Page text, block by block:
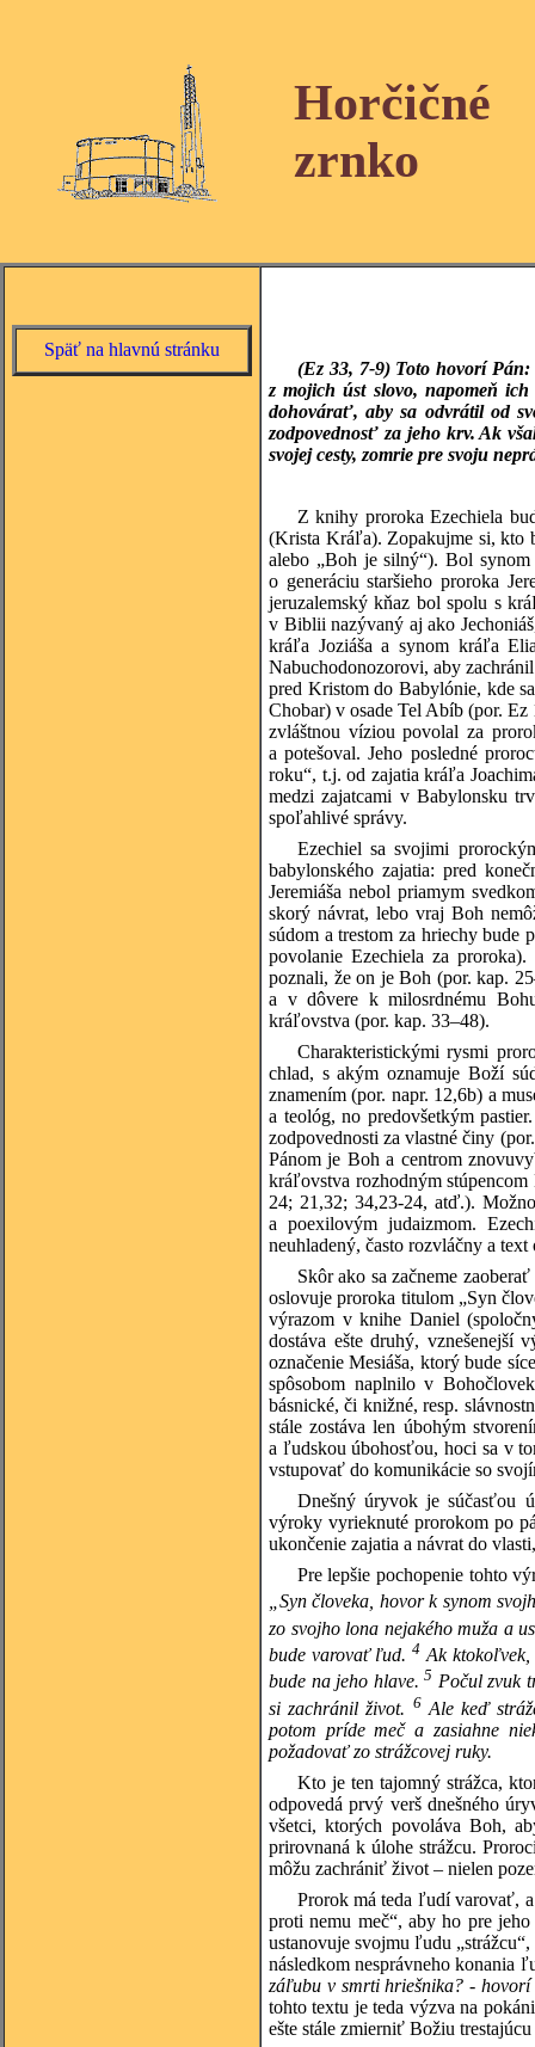
Horčičné
zrnko
Späť na hlavnú stránku
(Ez 33, 7-9) Toto hovorí
z mojich úst slovo, napomeň ich
dohovárať, aby sa odvrátil od
zodpovednosť za jeho krv. Ak
svojej cesty, zomrie pre svoju
Z knihy proroka Ezechiela
(Krista Kráľa). Zopakujme si, kto
alebo „Boh je silný“). Bol
o generáciu staršieho proroka
jeruzalemský kňaz bol spolu s
v Biblii nazývaný aj ako
kráľa Joziáša a synom kráľa
Nabuchodonozorovi, aby
pred Kristom do Babylónie, kde
Chobar) v osade Tel Abíb (por.
zvláštnou víziou povolal za
a potešoval. Jeho posledné
roku“, t.j. od zajatia kráľa
medzi zajatcami v Babylonsku
spoľahlivé správy.
Ezechiel sa svojimi
babylonského zajatia: pred
Jeremiáša nebol priamym
skorý návrat, lebo vraj Boh
súdom a trestom za hriechy bude
povolanie Ezechiela za
poznali, že on je Boh (por. kap.
a v dôvere k milosrdnému
kráľovstva (por. kap. 33–48).
Charakteristickými rysmi
chlad, s akým oznamuje Boží
znamením (por. napr. 12,6b) a
a teológ, no predovšetkým
zodpovednosti za vlastné činy
Pánom je Boh a centrom
kráľovstva rozhodným stúpencom
24; 21,32; 34,23-24, atď.).
a poexilovým judaizmom.
neuhladený, často rozvláčny a
Skôr ako sa začneme
oslovuje proroka titulom „Syn
výrazom v knihe Daniel
dostáva ešte druhý, vznešenejší
označenie Mesiáša, ktorý bude
spôsobom naplnilo v
básnické, či knižné, resp.
stále zostáva len úbohým
a ľudskou úbohosťou, hoci sa v
vstupovať do komunikácie so
Dnešný úryvok je súčasťou
výroky vyrieknuté prorokom po
ukončenie zajatia a návrat do
Pre lepšie pochopenie tohto
„Syn človeka, hovor k synom
zo svojho lona nejakého muža a
bude varovať ľud.4 Ak ktokoľvek,
bude na jeho hlave.5 Počul zvuk
si zachránil život. 6 Ale keď
potom príde meč a zasiahne
požadovať zo strážcovej ruky.
Kto je ten tajomný strážca,
odpovedá prvý verš dnešného
všetci, ktorých povoláva Boh,
prirovnaná k úlohe strážcu.
môžu zachrániť život – nielen
Prorok má teda ľudí varovať,
proti nemu meč“, aby ho pre
ustanovuje svojmu ľudu
následkom nesprávneho konania
záľubu v smrti hriešnika? -
tohto textu je teda výzva na
ešte stále zmierniť Božiu